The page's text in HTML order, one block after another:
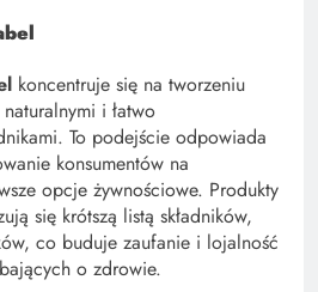
koncentruje się na tworzeniu
i łatwo
To podejście odpowiada
konsumentów na
opcje żywnościowe. Produkty
się krótszą listą składników,
co buduje zaufanie i lojalność
o zdrowie.